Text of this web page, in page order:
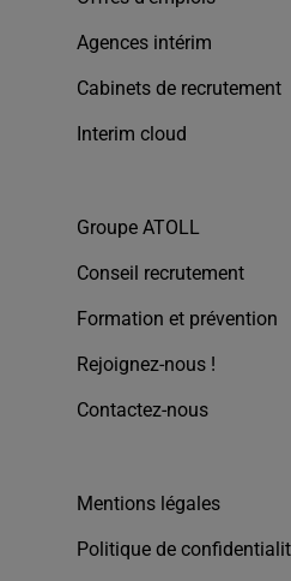
Agences intérim
Cabinets de recrutement
Interim cloud
Groupe ATOLL
Conseil recrutement
Formation et prévention
Rejoignez-nous !
Contactez-nous
Mentions légales
Politique de